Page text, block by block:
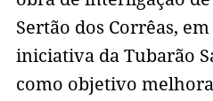
Sertão dos Corrêas, em
iniciativa da Tubarão
como objetivo